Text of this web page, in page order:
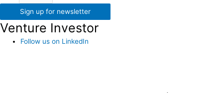
Sign up for newsletter
Venture Investor
Follow us on LinkedIn